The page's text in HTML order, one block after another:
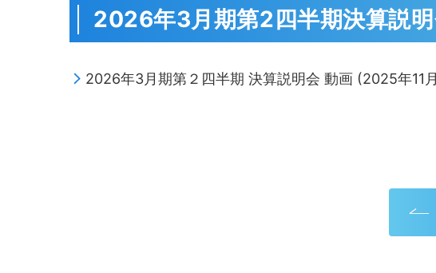
2026年3月期第2四半期決算説
2026年3月期第２四半期 決算説明会 動画 (2025年11月